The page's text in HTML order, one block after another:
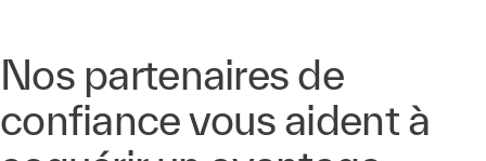
Nos partenaires de
confiance vous aident à